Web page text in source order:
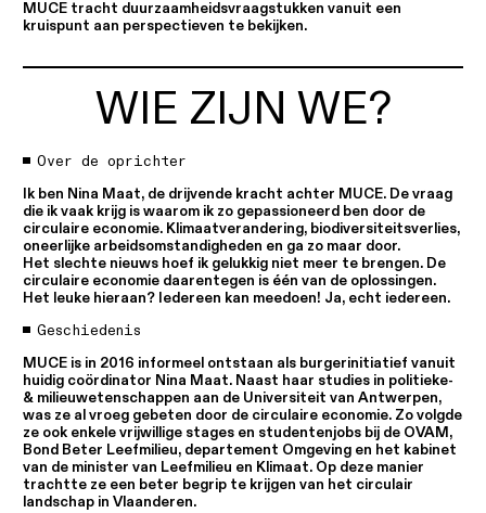
MUCE tracht duurzaamheidsvraagstukken vanuit een
kruispunt aan perspectieven te bekijken.
WIE ZIJN WE?
Over de oprichter
Ik ben Nina Maat, de drijvende kracht achter MUCE. De vraag
die ik vaak krijg is waarom ik zo gepassioneerd ben door de
circulaire economie. Klimaatverandering, biodiversiteitsverlies,
oneerlijke arbeidsomstandigheden en ga zo maar door.
Het slechte nieuws hoef ik gelukkig niet meer te brengen. De
circulaire economie daarentegen is één van de oplossingen.
Het leuke hieraan? Iedereen kan meedoen! Ja, echt iedereen.
Geschiedenis
MUCE is in 2016 informeel ontstaan als burgerinitiatief vanuit
huidig coördinator Nina Maat. Naast haar studies in politieke-
& milieuwetenschappen aan de Universiteit van Antwerpen,
was ze al vroeg gebeten door de circulaire economie. Zo volgde
ze ook enkele vrijwillige stages en studentenjobs bij de OVAM,
Bond Beter Leefmilieu, departement Omgeving en het kabinet
van de minister van Leefmilieu en Klimaat. Op deze manier
trachtte ze een beter begrip te krijgen van het circulair
landschap in Vlaanderen.